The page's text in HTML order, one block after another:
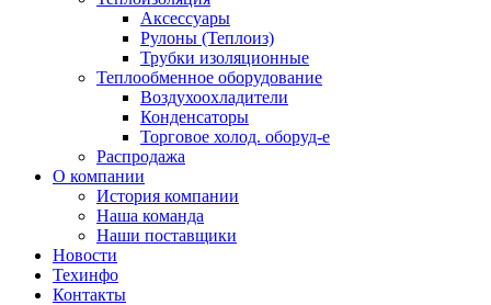
Аксессуары
Рулоны (Теплоиз)
Трубки изоляционные
Теплообменное оборудование
Воздухоохладители
Конденсаторы
Торговое холод. оборуд-е
Распродажа
О компании
История компании
Наша команда
Наши поставщики
Новости
Техинфо
Контакты